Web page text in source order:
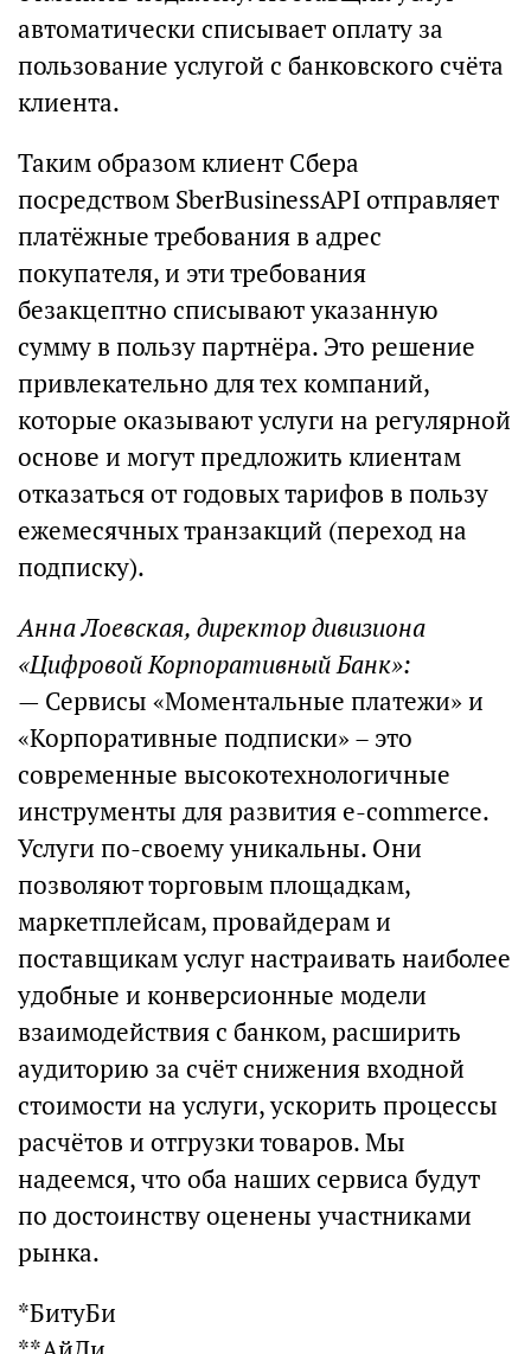
автоматически списывает оплату за
пользование услугой с банковского счёта
клиента.
Таким образом клиент Сбера
посредством SberBusinessAPI отправляет
платёжные требования в адрес
покупателя, и эти требования
безакцептно списывают указанную
сумму в пользу партнёра. Это решение
привлекательно для тех компаний,
которые оказывают услуги на регулярной
основе и могут предложить клиентам
отказаться от годовых тарифов в пользу
ежемесячных транзакций (переход на
подписку).
Анна Лоевская, директор дивизиона
«Цифровой Корпоративный Банк»:
— Сервисы «Моментальные платежи» и
«Корпоративные подписки» – это
современные высокотехнологичные
инструменты для развития e-commerce.
Услуги по-своему уникальны. Они
позволяют торговым площадкам,
маркетплейсам, провайдерам и
поставщикам услуг настраивать наиболее
удобные и конверсионные модели
взаимодействия с банком, расширить
аудиторию за счёт снижения входной
стоимости на услуги, ускорить процессы
расчётов и отгрузки товаров. Мы
надеемся, что оба наших сервиса будут
по достоинству оценены участниками
рынка.
*БитуБи